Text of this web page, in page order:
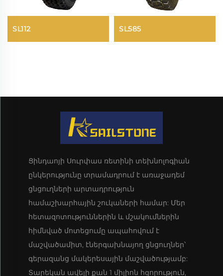
SL112 SL585
Ցինդաոյի Սուրփաս ռետինի տեխնոլոգիան
ընկերությունը տրամադրում է առաջադեմ
ցնցուղների արտադրություն
համաշխարհային շուկաների համար: Մեր
հետազոտություններին և մշակումներին
հիմնված մոտեցումը ապահովում է
մաշվածամիտ, էներգախնայող ցնցուղներ՝
գերազանց մակերեսային մաշվածությամբ:
Տարեկան ավելի քան 1 միլիոն հզորություն,